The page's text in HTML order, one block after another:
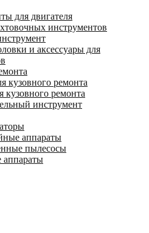
для двигателя
инструментов
и аксессуары для
кузовного ремонта
кузовного ремонта
инструмент
аппараты
пылесосы
аппараты